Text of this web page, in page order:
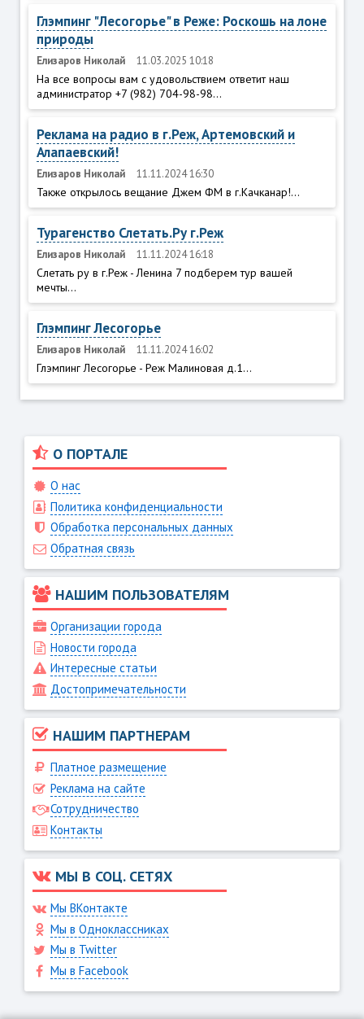
Глэмпинг "Лесогорье" в Реже: Роскошь на лоне
природы
Елизаров Николай 11.03.2025 10:18
На все вопросы вам с удовольствием ответит наш
администратор +7 (982) 704-98-98...
Реклама на радио в г.Реж, Артемовский и
Алапаевский!
Елизаров Николай 11.11.2024 16:30
Также открылось вещание Джем ФМ в г.Качканар!...
Турагенство Слетать.Ру г.Реж
Елизаров Николай 11.11.2024 16:18
Слетать ру в г.Реж - Ленина 7 подберем тур вашей
мечты...
Глэмпинг Лесогорье
Елизаров Николай 11.11.2024 16:02
Глэмпинг Лесогорье - Реж Малиновая д.1...
О ПОРТАЛЕ
О нас
Политика конфиденциальности
Обработка персональных данных
Обратная связь
НАШИМ ПОЛЬЗОВАТЕЛЯМ
Организации города
Новости города
Интересные статьи
Достопримечательности
НАШИМ ПАРТНЕРАМ
Платное размещение
Реклама на сайте
Сотрудничество
Контакты
МЫ В СОЦ. СЕТЯХ
Мы ВКонтакте
Мы в Одноклассниках
Мы в Twitter
Мы в Facebook